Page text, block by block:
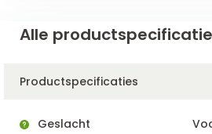
Alle
Productspecificaties
Geslacht